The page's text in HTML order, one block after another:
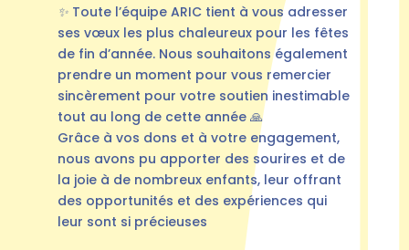
✨ Toute l’équipe ARIC tient à vous adresser
ses vœux les plus chaleureux pour les fêtes
de fin d’année. Nous souhaitons également
prendre un moment pour vous remercier
sincèrement pour votre soutien inestimable
tout au long de cette année🙏
Grâce à vos dons et à votre engagement,
nous avons pu apporter des sourires et de
la joie à de nombreux enfants, leur offrant
des opportunités et des expériences qui
leur sont si précieuses